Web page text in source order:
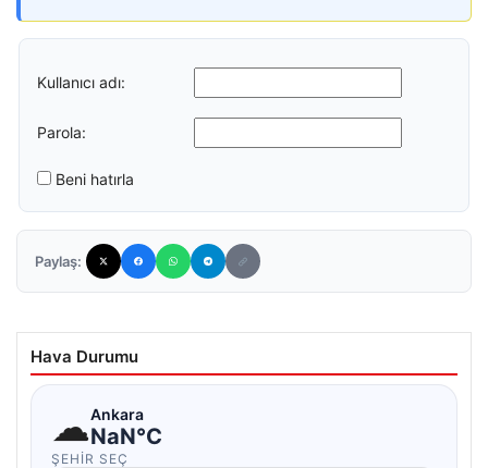
Kullanıcı adı:
Parola:
Beni hatırla
Paylaş:
Hava Durumu
☁Ankara
NaN°C
ŞEHIR SEÇ